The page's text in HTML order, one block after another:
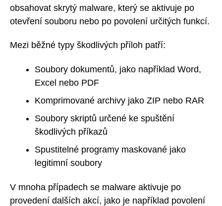
obsahovat skrytý malware, který se aktivuje po
otevření souboru nebo po povolení určitých funkcí.
Mezi běžné typy škodlivých příloh patří:
Soubory dokumentů, jako například Word,
Excel nebo PDF
Komprimované archivy jako ZIP nebo RAR
Soubory skriptů určené ke spuštění
škodlivých příkazů
Spustitelné programy maskované jako
legitimní soubory
V mnoha případech se malware aktivuje po
provedení dalších akcí, jako je například povolení